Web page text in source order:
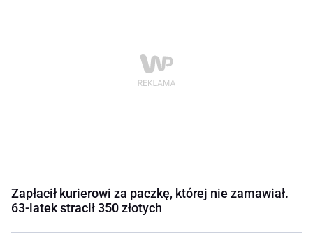
Zapłacił kurierowi za paczkę, której nie zamawiał.
63-latek stracił 350 złotych